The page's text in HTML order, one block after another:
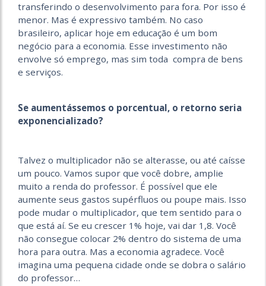
transferindo o desenvolvimento para fora. Por isso é
menor. Mas é expressivo também. No caso
brasileiro, aplicar hoje em educação é um bom
negócio para a economia. Esse investimento não
envolve só emprego, mas sim toda compra de bens
e serviços.
Se aumentássemos o porcentual, o retorno seria
exponencializado?
Talvez o multiplicador não se alterasse, ou até caísse
um pouco. Vamos supor que você dobre, amplie
muito a renda do professor. É possível que ele
aumente seus gastos supérfluos ou poupe mais. Isso
pode mudar o multiplicador, que tem sentido para o
que está aí. Se eu crescer 1% hoje, vai dar 1,8. Você
não consegue colocar 2% dentro do sistema de uma
hora para outra. Mas a economia agradece. Você
imagina uma pequena cidade onde se dobra o salário
do professor…